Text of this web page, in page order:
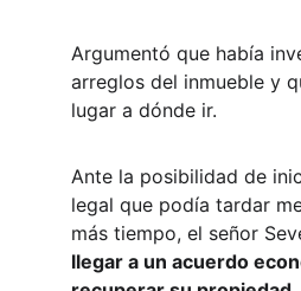
Argumentó que había
arreglos del inmueble y
lugar a dónde ir.
Ante la posibilidad de
legal que podía tardar
más tiempo, el señor
llegar a un acuerdo